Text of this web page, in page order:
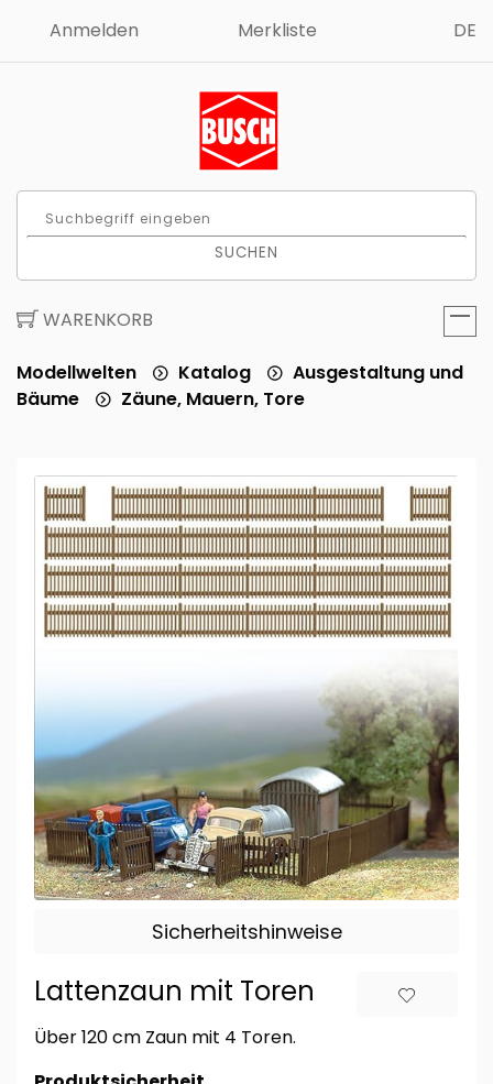
Anmelden Merkliste DE
SUCHEN
WARENKORB
Modellwelten Katalog
Ausgestaltung und
Bäume
Zäune, Mauern, Tore
Sicherheitshinweise
Lattenzaun mit Toren
Über 120 cm Zaun mit 4 Toren.